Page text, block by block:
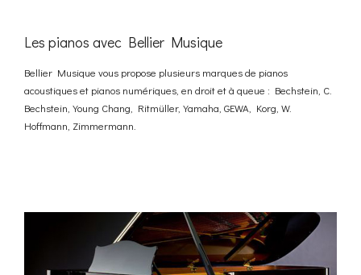
Les pianos avec Bellier Musique
Bellier Musique vous propose plusieurs marques de pianos
acoustiques et pianos numériques, en droit et à queue : Bechstein, C.
Bechstein, Young Chang, Ritmüller, Yamaha, GEWA, Korg, W.
Hoffmann, Zimmermann.